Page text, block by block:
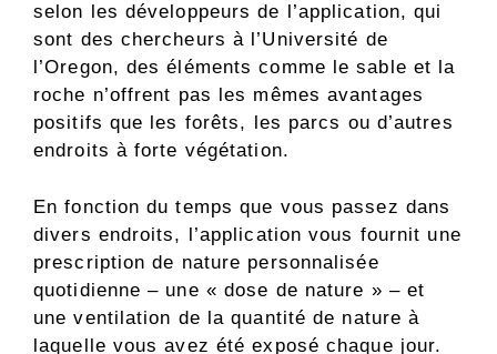
selon les développeurs de l’application, qui
sont des chercheurs à l’Université de
l’Oregon, des éléments comme le sable et la
roche n’offrent pas les mêmes avantages
positifs que les forêts, les parcs ou d’autres
endroits à forte végétation.
En fonction du temps que vous passez dans
divers endroits, l’application vous fournit une
prescription de nature personnalisée
quotidienne – une « dose de nature » – et
une ventilation de la quantité de nature à
laquelle vous avez été exposé chaque jour.